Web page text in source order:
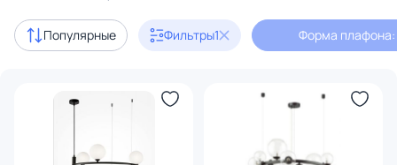
Популярные Фильтры1 Форма
Акции 132
Дизайнерский свет 137
В наличии